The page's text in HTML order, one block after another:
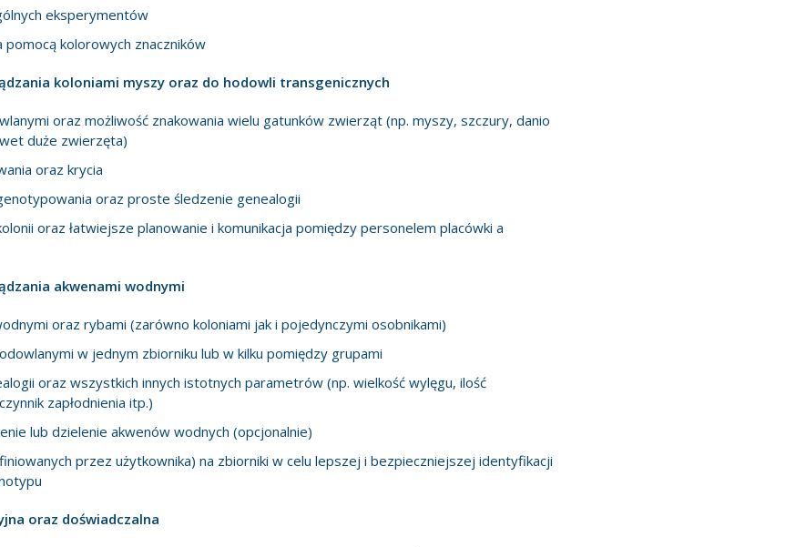
eksperymentów
kolorowych znaczników
koloniami myszy oraz do hodowli transgenicznych
oraz możliwość znakowania wielu gatunków zwierząt (np. myszy, szczury, danio
duże zwierzęta)
oraz krycia
oraz proste śledzenie genealogii
oraz łatwiejsze planowanie i komunikacja pomiędzy personelem placówki a
akwenami wodnymi
oraz rybami (zarówno koloniami jak i pojedynczymi osobnikami)
w jednym zbiorniku lub w kilku pomiędzy grupami
oraz wszystkich innych istotnych parametrów (np. wielkość wylęgu, ilość
zapłodnienia itp.)
lub dzielenie akwenów wodnych (opcjonalnie)
przez użytkownika) na zbiorniki w celu lepszej i bezpieczniejszej identyfikacji
oraz doświadczalna